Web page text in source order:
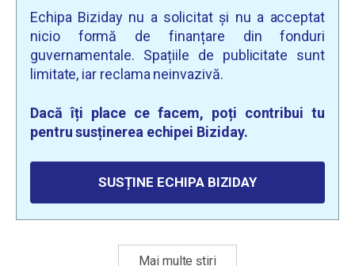
Echipa Biziday nu a solicitat și nu a acceptat
nicio formă de finanțare din fonduri
guvernamentale. Spațiile de publicitate sunt
limitate, iar reclama neinvazivă.
Dacă îți place ce facem, poți contribui tu
pentru susținerea echipei Biziday.
SUSȚINE ECHIPA BIZIDAY
Mai multe știri